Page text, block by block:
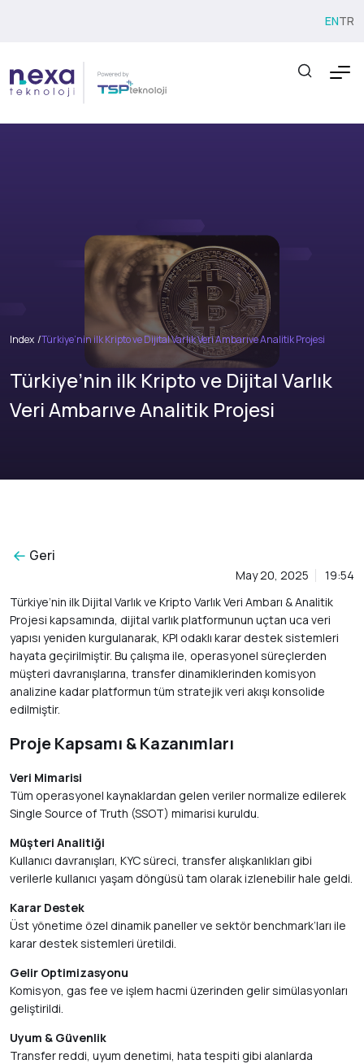
ENTR
Index Türkiye’nin ilk Kripto ve Dijital Varlık Veri Ambarıve Analitik Projesi
Türkiye’nin ilk Kripto ve Dijital Varlık
Veri Ambarıve Analitik Projesi
Geri
May 20, 2025
19:54
Türkiye’nin ilk Dijital Varlık ve Kripto Varlık Veri Ambarı & Analitik
Projesi kapsamında, dijital varlık platformunun uçtan uca veri
yapısı yeniden kurgulanarak, KPI odaklı karar destek sistemleri
hayata geçirilmiştir. Bu çalışma ile, operasyonel süreçlerden
müşteri davranışlarına, transfer dinamiklerinden komisyon
analizine kadar platformun tüm stratejik veri akışı konsolide
edilmiştir.
Proje Kapsamı & Kazanımları
Veri Mimarisi
Tüm operasyonel kaynaklardan gelen veriler normalize edilerek
Single Source of Truth (SSOT) mimarisi kuruldu.
Müşteri Analitiği
Kullanıcı davranışları, KYC süreci, transfer alışkanlıkları gibi
verilerle kullanıcı yaşam döngüsü tam olarak izlenebilir hale geldi.
Karar Destek
Üst yönetime özel dinamik paneller ve sektör benchmark’ları ile
karar destek sistemleri üretildi.
Gelir Optimizasyonu
Komisyon, gas fee ve işlem hacmi üzerinden gelir simülasyonları
geliştirildi.
Uyum & Güvenlik
Transfer reddi, uyum denetimi, hata tespiti gibi alanlarda